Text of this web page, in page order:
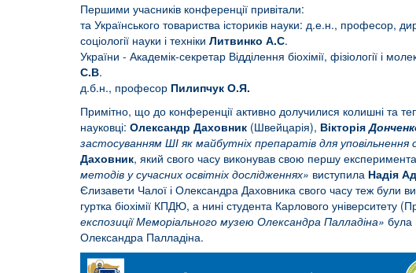
Першими учасників конференції
та Українського товариства істориків науки: д.е.н.,
соціології науки і техніки Литвинко А.С. - від
України - Академік-секретар Відділення біохімії, фізіології і
С.В. - від Центру
д.б.н., професор Пилипчук О.Я.
Примітно, що до конференції активно долучилися колишні та
науковці: Олександр Даховник (Швейцарія), Вікторія
застосуванням ШІ як майбутніх препаратів для уповільнення
Даховник, який свого часу виконував свою першу
методів у сучасних освітніх дослідженнях» виступила Надія
Єлизавети Чалої і Олександра Даховника свого часу теж були
гуртка біохімії КПДЮ, а нині студента Карлового університету
експозиції Меморіального музею Олександра Палладіна» була
Олександра Палладіна.